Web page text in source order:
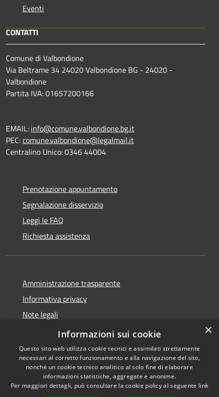
Eventi
CONTATTI
Comune di Valbondione
Via Beltrame 34 24020 Valbondione BG - 24020 -
Valbondione
Partita IVA: 01657200166
EMAIL: info@comune.valbondione.bg.it
PEC:comune.valbondione@legalmail.it
Centralino Unico: 0346 44004
Prenotazione appuntamento
Segnalazione disservizio
Leggi le FAQ
Richiesta assistenza
Amministrazione trasparente
Informativa privacy
Note legali
Dichiarazione di accessibilità
Accessibilità
Copyright © 2026 • Comune di
Valbondione • Powered by
×
Informazioni sui cookie
Questo sito web utilizza cookie tecnici e assimilati strettamente
necessari al corretto funzionamento e alla navigazione del sito,
nonché un cookie tecnico analitico al solo fine di elaborare
informazioni statistiche, aggregate e anonime.
Per maggiori dettagli, può consultare la cookie policy al seguente link